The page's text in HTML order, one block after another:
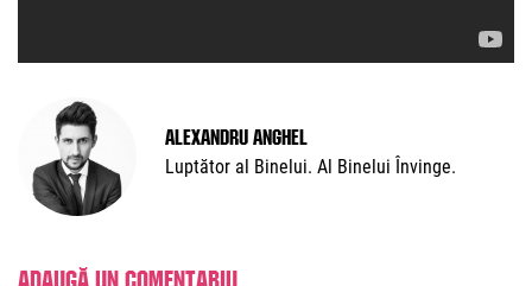
Alexandru Anghel
Luptător al Binelui. Al Binelui Învinge.
Adaugă un comentariu